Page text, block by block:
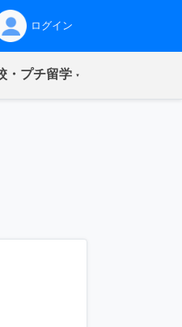
ログイン
・プチ留学(current)